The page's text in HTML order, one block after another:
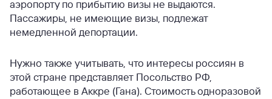
аэропорту по прибытию визы не выдаются.
Пассажиры, не имеющие визы, подлежат
немедленной депортации.
Нужно также учитывать, что интересы россиян в
этой стране представляет Посольство РФ,
работающее в Аккре (Гана). Стоимость одноразовой